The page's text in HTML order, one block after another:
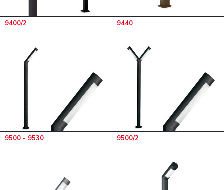
9400/2 9440
9500 - 9530 9500/2